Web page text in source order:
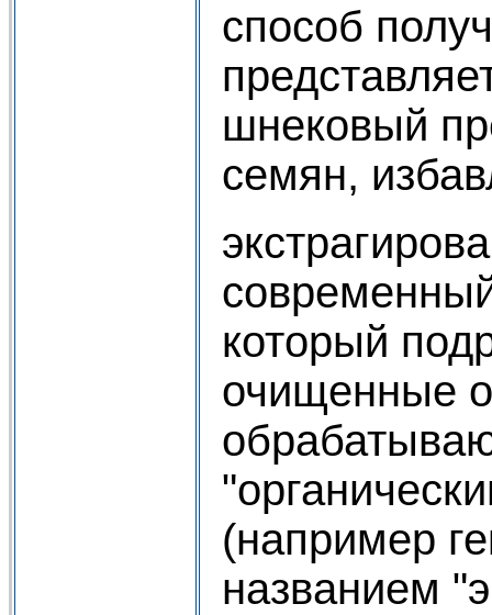
способ
шнековый
семян,
который
очищенные
(например
названием